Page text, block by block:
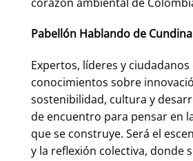
Pabellón Hablando de
Expertos, líderes y
conocimientos sobre
sostenibilidad, cultura y
de encuentro para pensar en
que se construye. Será el
y la reflexión colectiva, donde